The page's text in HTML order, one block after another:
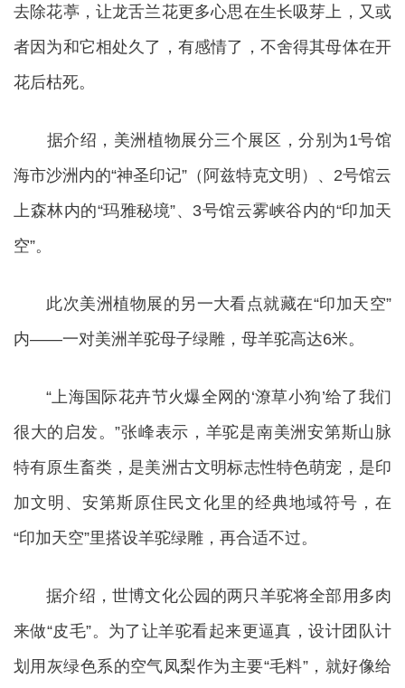
去除花葶，让龙舌兰花更多心思在生长吸芽上，又或
者因为和它相处久了，有感情了，不舍得其母体在开
花后枯死。
据介绍，美洲植物展分三个展区，分别为1号馆
海市沙洲内的“神圣印记”（阿兹特克文明）、2号馆云
上森林内的“玛雅秘境”、3号馆云雾峡谷内的“印加天
空”。
此次美洲植物展的另一大看点就藏在“印加天空”
内——一对美洲羊驼母子绿雕，母羊驼高达6米。
“上海国际花卉节火爆全网的‘潦草小狗’给了我们
很大的启发。”张峰表示，羊驼是南美洲安第斯山脉
特有原生畜类，是美洲古文明标志性特色萌宠，是印
加文明、安第斯原住民文化里的经典地域符号，在
“印加天空”里搭设羊驼绿雕，再合适不过。
据介绍，世博文化公园的两只羊驼将全部用多肉
来做“皮毛”。为了让羊驼看起来更逼真，设计团队计
划用灰绿色系的空气凤梨作为主要“毛料”，就好像给